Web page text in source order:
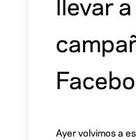
Ayer volvimos a